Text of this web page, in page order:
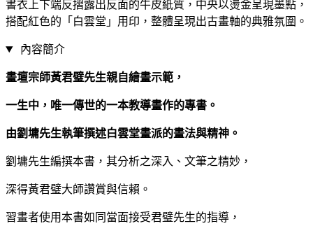
書衣上下端反摺露出反面的牛皮紙質，中央以燙金呈現墨點，
搭配紅色的「白雲堂」用印，整體呈現出古畫軸的典雅氛圍。
內容簡介
畫壇宗師黃君璧先生親自繪畫示範，
一生中，唯一傳世的一本教導畫作的專書。
由劉墉先生執筆撰述白雲堂畫派的畫法與精神。
劉墉先生編撰本書，其分析之深入、文筆之精妙，
深得黃君璧大師讚賞與信賴。
習畫者使用本書如同當面接受君璧先生的指導，